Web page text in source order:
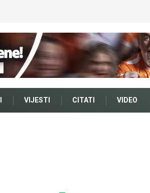
VIJESTI CITATI VIDEO